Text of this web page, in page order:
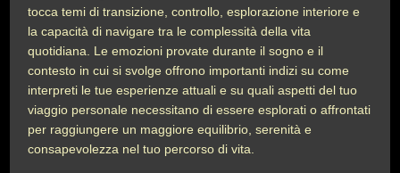
tocca temi di transizione, controllo, esplorazione interiore e
la capacità di navigare tra le complessità della vita
quotidiana. Le emozioni provate durante il sogno e il
contesto in cui si svolge offrono importanti indizi su come
interpreti le tue esperienze attuali e su quali aspetti del tuo
viaggio personale necessitano di essere esplorati o affrontati
per raggiungere un maggiore equilibrio, serenità e
consapevolezza nel tuo percorso di vita.